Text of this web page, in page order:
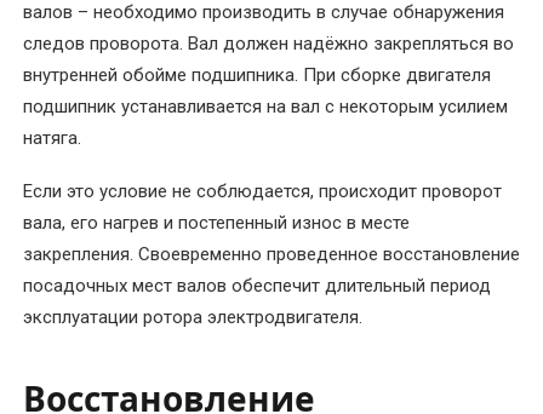
Перемотка
ротора
электродвигателя
Перемотка
электродвигателя
Перемотка
покупке
валов – необходимо производить в случае обнаружения
следов проворота. Вал должен надёжно закрепляться во
внутренней обойме подшипника. При сборке двигателя
подшипник устанавливается на вал с некоторым усилием
натяга.
Если это условие не соблюдается, происходит проворот
вала, его нагрев и постепенный износ в месте
закрепления. Своевременно проведенное восстановление
посадочных мест валов обеспечит длительный период
эксплуатации ротора электродвигателя.
Восстановление